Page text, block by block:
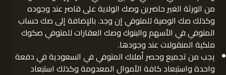
من الورثة الغير حاضرين وصك الولاية على قاصر عند وجوده
وكذلك صك الوصية للمتوفي إن وجد. بالإضافة إلى صك حساب
المتوفي في الأسهم والبنوك وصك العقارات للمتوفي صكوك
ملكية المنقولات عند وجودها.
يجب من تجميع وحصر أملاك المتوفي في السعودية في دفعة
واحدة واستبعاد كافة الأموال المعدومة وكذلك استبعاد